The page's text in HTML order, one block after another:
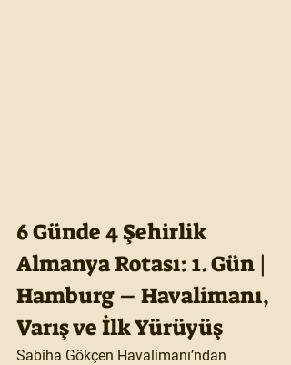
6 Günde 4 Şehirlik
Almanya Rotası: 1. Gün |
Hamburg – Havalimanı,
Varış ve İlk Yürüyüş
Sabiha Gökçen Havalimanı’ndan